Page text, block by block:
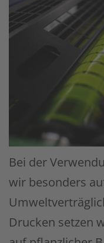
Bei der
wir besonders
Drucken setzen